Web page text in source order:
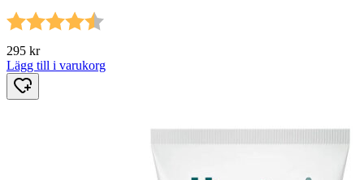
Betyg:
295 kr
Lägg till i varukorg